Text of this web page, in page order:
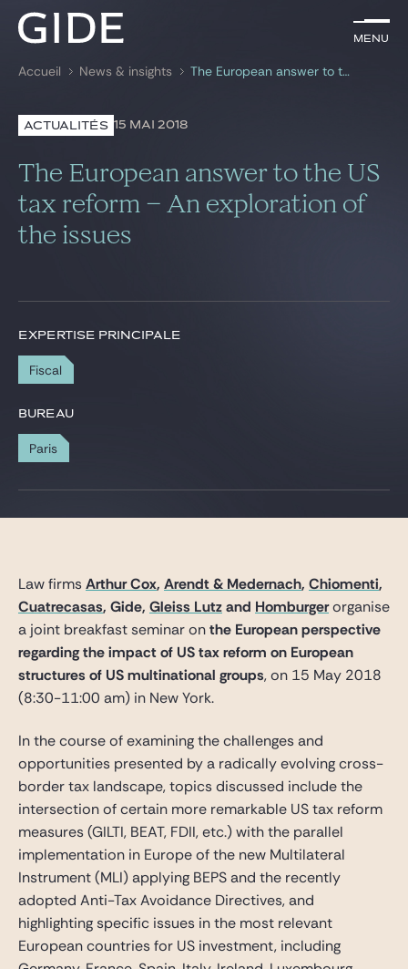
Menu
Rechercher par mots-clés
Menu
Avocats
Expertises
Global
Carrière
Gide Pro Bono et RSE
Blog Real Estate
Accueil News & insights The European answer to the US tax reform – An exploration of the issues
ACTUALITÉS 15 MAI 2018
The European answer to the US
tax reform – An exploration of
the issues
EXPERTISE PRINCIPALE
Fiscal
BUREAU
Paris
Law firmsArthur Cox, Arendt & Medernach, Chiomenti,
Cuatrecasas, Gide, Gleiss Lutzand Homburgerorganise
a joint breakfast seminar onthe European perspective
regarding the impact of US tax reform on European
structures of US multinational groups, on 15 May 2018
(8:30-11:00 am) in New York.
In the course of examining the challenges and
opportunities presented by a radically evolving cross-
border tax landscape, topics discussed include the
intersection of certain more remarkable US tax reform
measures (GILTI, BEAT, FDII, etc.) with the parallel
implementation in Europe of the new Multilateral
Instrument (MLI) applying BEPS and the recently
adopted Anti-Tax Avoidance Directives, and
highlighting specific issues in the most relevant
European countries for US investment, including